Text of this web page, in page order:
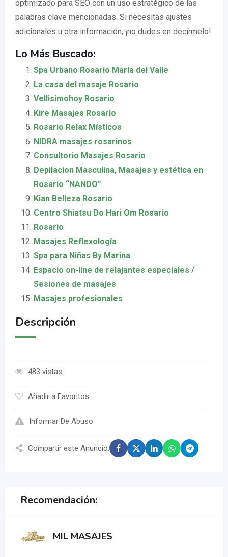
optimizado para SEO con un uso estratégico de las
palabras clave mencionadas. Si necesitas ajustes
adicionales u otra información, ¡no dudes en decírmelo!
Lo Más Buscado:
Spa Urbano Rosario María del Valle
La casa del masaje Rosario
Vellisimohoy Rosario
Kire Masajes Rosario
Rosario Relax Místicos
NIDRA masajes rosarinos
Consultorio Masajes Rosario
Depilacion Masculina, Masajes y estética en
Rosario “NANDO”
Kian Belleza Rosario
Centro Shiatsu Do Hari Om Rosario
Rosario
Masajes Reflexología
Spa para Niñas By Marina
Espacio on-line de relajantes especiales /
Sesiones de masajes
Masajes profesionales
Descripción
483 vistas
Añadir a Favoritos
Informar De Abuso
Compartir este Anuncio:
Recomendación:
MIL MASAJES